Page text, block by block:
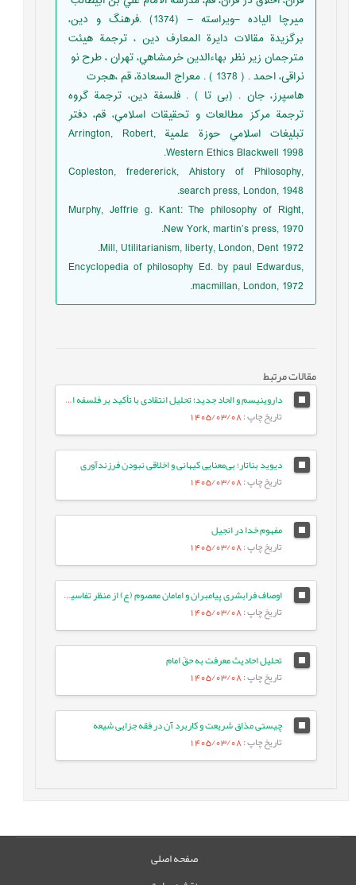
میرچا الیاده –ویراسته – (1374) .فرهنگ و دين،
برگزيدة مقالات دايرة المعارف دين ، ترجمة هيئت
مترجمان زير نظر بهاءالدين خرمشاهي، تهران ، طرح نو
نراقی، احمد . ( 1378 ) . معراج السعادة، قم ،هجرت
هاسپرز، جان . (بی تا ) . فلسفة دين، ترجمة گروه
ترجمة مركز مطالعات و تحقيقات اسلامي، قم، دفتر
تبليغات اسلامي حوزة علمية Arrington, Robert,
Western Ethics Blackwell 1998.
Copleston, fredererick, Ahistory of Philosophy,
search press, London, 1948.
Murphy, Jeffrie g. Kant: The philosophy of Right,
New York, martin’s press, 1970.
Mill, Utilitarianism, liberty, London, Dent 1972.
Encyclopedia of philosophy Ed. by paul Edwardus,
macmillan, London, 1972.
مقالات مرتبط
داروینیسم و الحاد جدید؛ تحلیل انتقادی با تأکید بر فلسفه اسلامی
تاریخ چاپ: 1405/03/08
دیوید بناتار؛ بی‌معنایی کیهانی و اخلاقی نبودن فرزندآوری
تاریخ چاپ: 1405/03/08
مفهوم خدا در انجیل
تاریخ چاپ: 1405/03/08
اوصاف فرابشری پیامبران و امامان معصوم (ع) از منظر تفاسیر فریقین
تاریخ چاپ: 1405/03/08
تحلیل احادیث معرفت به حقّ امام
تاریخ چاپ: 1405/03/08
چیستی مذاق شریعت و کاربرد آن در فقه جزایی شیعه
تاریخ چاپ: 1405/03/08
صفحه اصلی